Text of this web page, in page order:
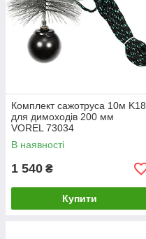
Комплект сажотруса 10м K18
для димоходів 200 мм
VOREL 73034
В наявності
1 540 ₴
Купити